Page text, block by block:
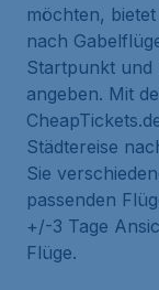
möchten,
nach
Startpunkt und
angeben. Mit
Städtereise
Sie
passenden
+/-3 Tage
Flüge.